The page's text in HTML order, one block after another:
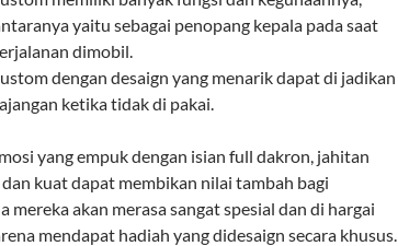
yaitu sebagai penopang kepala pada saat
dimobil.
dengan desaign yang menarik dapat di jadikan
ketika tidak di pakai.
yang empuk dengan isian full dakron, jahitan
kuat dapat membikan nilai tambah bagi
mereka akan merasa sangat spesial dan di hargai
mendapat hadiah yang didesaign secara khusus.